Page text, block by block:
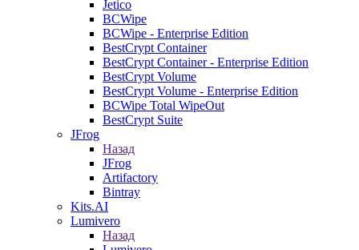
Jetico
BCWipe
BCWipe - Enterprise Edition
BestCrypt Container
BestCrypt Container - Enterprise Edition
BestCrypt Volume
BestCrypt Volume - Enterprise Edition
BCWipe Total WipeOut
BestCrypt Suite
JFrog
Назад
JFrog
Artifactory
Bintray
Kits.AI
Lumivero
Назад